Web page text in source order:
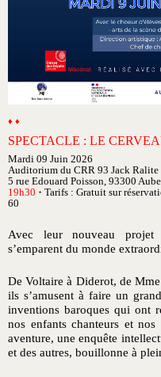
♦ ♦
SPECTACLE : LE
Mardi 09 Juin 2026
Auditorium du CRR 93 Jack Ralite
5 rue Edouard Poisson, 93300
19h30
●
Tarifs : Gratuit sur
60
Avec leur nouveau
s’emparent du monde
De Voltaire à Diderot, de
ils s’amusent à faire un
inventions baroques qui ont
nos enfants chanteurs et
aventure, une enquête
et des autres, bouillonne à